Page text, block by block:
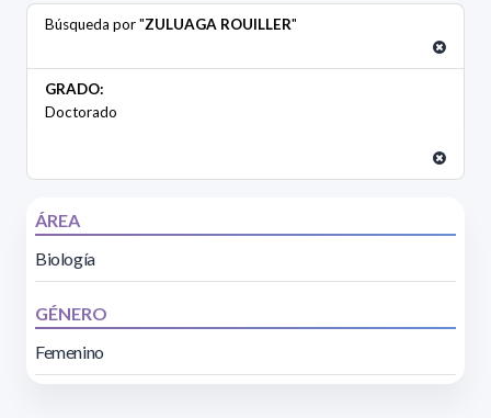
Búsqueda por "ZULUAGA ROUILLER"
GRADO:
Doctorado
ÁREA
Biología
GÉNERO
Femenino